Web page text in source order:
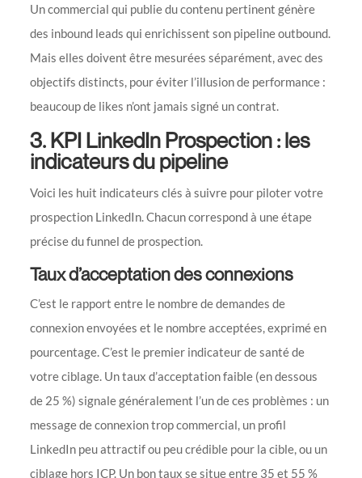
Un commercial qui publie du contenu pertinent génère
des inbound leads qui enrichissent son pipeline outbound.
Mais elles doivent être mesurées séparément, avec des
objectifs distincts, pour éviter l’illusion de performance :
beaucoup de likes n’ont jamais signé un contrat.
3. KPI LinkedIn Prospection : les
indicateurs du pipeline
Voici les huit indicateurs clés à suivre pour piloter votre
prospection LinkedIn. Chacun correspond à une étape
précise du funnel de prospection.
Taux d’acceptation des connexions
C’est le rapport entre le nombre de demandes de
connexion envoyées et le nombre acceptées, exprimé en
pourcentage. C’est le premier indicateur de santé de
votre ciblage. Un taux d’acceptation faible (en dessous
de 25 %) signale généralement l’un de ces problèmes : un
message de connexion trop commercial, un profil
LinkedIn peu attractif ou peu crédible pour la cible, ou un
ciblage hors ICP. Un bon taux se situe entre 35 et 55 %